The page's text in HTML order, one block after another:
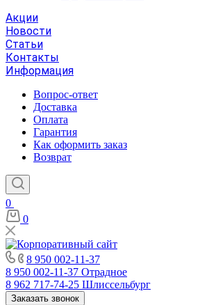
Акции
Новости
Статьи
Контакты
Информация
Вопрос-ответ
Доставка
Оплата
Гарантия
Как оформить заказ
Возврат
0
0
8 950 002-11-37
8 950 002-11-37 Отрадное
8 962 717-74-25 Шлиссельбург
Заказать звонок